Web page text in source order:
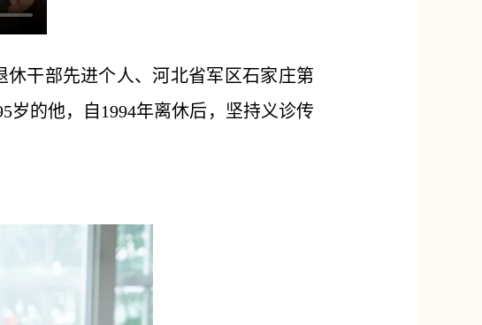
休干部先进个人、河北省军区石家庄第
的他，自1994年离休后，坚持义诊传